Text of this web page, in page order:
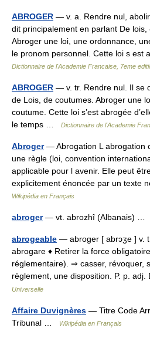
ABROGER — v. a. Rendre nul,
dit principalement en parlant De
Abroger une loi, une ordonnance,
le pronom personnel. Cette loi s
Dictionnaire de l'Academie Francaise, 7eme
ABROGER — v. tr. Rendre nul. Il se
de Lois, de coutumes. Abroger une
coutume. Cette loi s’est abrogée
le temps …
Dictionnaire de l'Academie
Abroger— Abrogation L abrogation
une règle (loi, convention
applicable pour l avenir. Elle peut
explicitement énoncée par un texte
Wikipédia en Français
abroger— vt. abrozhî (Albanais) …
abrogeable — abroger [ abrɔʒe ] v.
abrogare ♦ Retirer la force
réglementaire). ⇒ casser, révoquer,
règlement, une disposition. P. p.
Universelle
Affaire Duvignères — Titre Code
Tribunal …
Wikipédia en Français